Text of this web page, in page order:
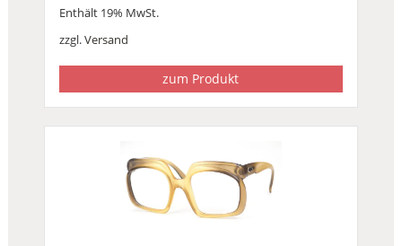
Enthält 19% MwSt.
zzgl.Versand
zum Produkt